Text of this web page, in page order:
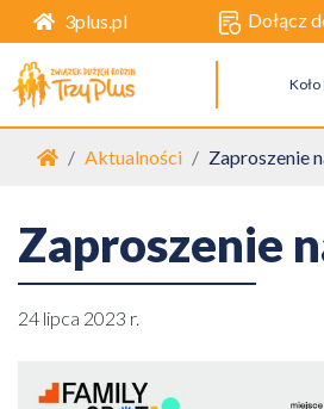
3plus.pl Dołącz
Koło
Strona główna
Aktualności Zaproszenie
Zaproszenie
24 lipca 2023 r.